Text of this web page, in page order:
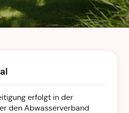
erfolgt in der
den Abwasserverband